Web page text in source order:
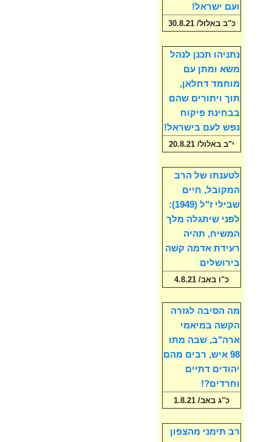
ועם ישראל!
כ"ב באלול/ 30.8.21
נתניהו תכנן לנהל
משא ומתן עם
מוחמד דחלאן,
תוך ויתורים שהם
בבחינת פיקוח
נפש לעם בישראל!
י"ב באלול/ 20.8.21
לטענתו של הרב
המקובל, חיים
שבילי ז"ל (1949):
לפני שיתגלה מלך
המשיח, תהיה
רעידת אדמה קשה
בירושלים
כ"ו באב/ 4.8.21
מה הסיבה לגזרה
הקשה במיאמי
ארה"ב, שבה מתו
98 איש, רבים מהם
יהודים דתיים
וחרדים?!
כ"ג באב/ 1.8.21
רב תימני מהצפון